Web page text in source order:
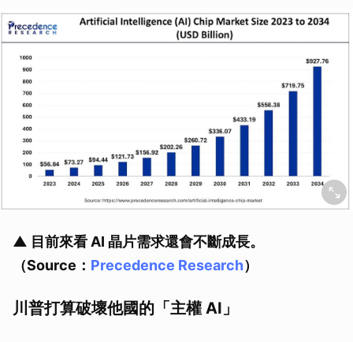
▲ 目前來看 AI 晶片需求還會不斷成長。
（Source： Precedence Research）
川普打算破壞他國的「主權 AI」